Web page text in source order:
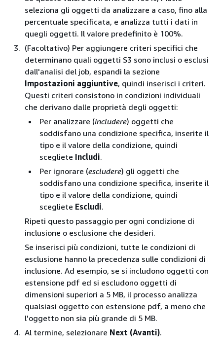
seleziona gli oggetti da analizzare a caso, fino alla
percentuale specificata, e analizza tutti i dati in
quegli oggetti. Il valore predefinito è 100%.
(Facoltativo) Per aggiungere criteri specifici che
determinano quali oggetti S3 sono inclusi o esclusi
dall'analisi del job, espandi la sezione
Impostazioni aggiuntive, quindi inserisci i criteri.
Questi criteri consistono in condizioni individuali
che derivano dalle proprietà degli oggetti:
Per analizzare (includere) oggetti che
soddisfano una condizione specifica, inserite il
tipo e il valore della condizione, quindi
scegliete Includi.
Per ignorare (escludere) gli oggetti che
soddisfano una condizione specifica, inserite il
tipo e il valore della condizione, quindi
scegliete Escludi.
Ripeti questo passaggio per ogni condizione di
inclusione o esclusione che desideri.
Se inserisci più condizioni, tutte le condizioni di
esclusione hanno la precedenza sulle condizioni di
inclusione. Ad esempio, se si includono oggetti con
estensione pdf ed si escludono oggetti di
dimensioni superiori a 5 MB, il processo analizza
qualsiasi oggetto con estensione pdf, a meno che
l'oggetto non sia più grande di 5 MB.
Al termine, selezionare Next (Avanti).